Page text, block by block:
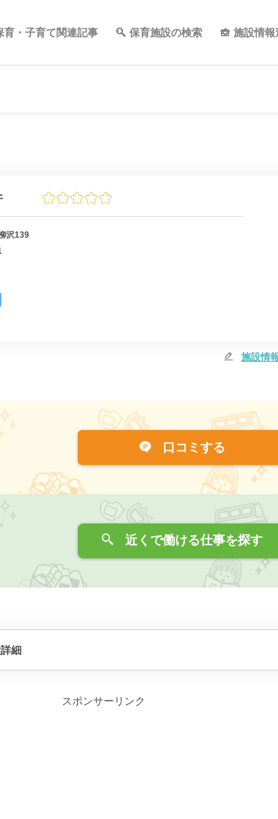
育・子育て関連記事 保育施設の検索 施設情報
沢139
施設情
口コミする
近くで働ける仕事を探す
細
スポンサーリンク